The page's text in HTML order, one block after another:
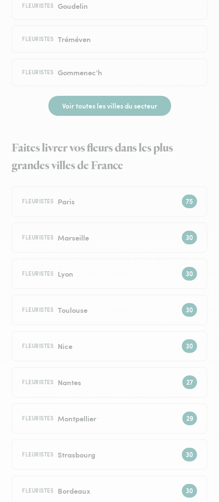
FLEURISTES Goudelin
FLEURISTES Tréméven
FLEURISTES Gommenec’h
Voir toutes les villes du secteur
Faites livrer vos fleurs dans les plus
grandes villes de France
FLEURISTES Paris
FLEURISTES Marseille
FLEURISTES Lyon
FLEURISTES Toulouse
FLEURISTES Nice
FLEURISTES Nantes
FLEURISTES Montpellier
FLEURISTES Strasbourg
FLEURISTES Bordeaux